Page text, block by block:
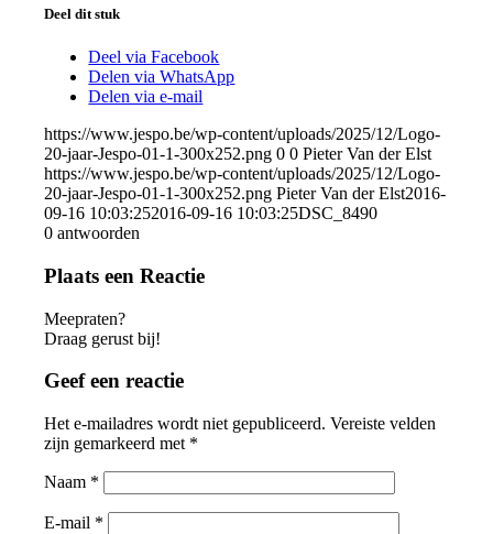
Deel dit stuk
Deel via Facebook
Delen via WhatsApp
Delen via e-mail
https://www.jespo.be/wp-content/uploads/2025/12/Logo-
20-jaar-Jespo-01-1-300x252.png 0 0 Pieter Van der Elst
https://www.jespo.be/wp-content/uploads/2025/12/Logo-
20-jaar-Jespo-01-1-300x252.png Pieter Van der Elst2016-
09-16 10:03:252016-09-16 10:03:25DSC_8490
0 antwoorden
Plaats een Reactie
Meepraten?
Draag gerust bij!
Geef een reactie
Het e-mailadres wordt niet gepubliceerd. Vereiste velden
zijn gemarkeerd met *
Naam *
E-mail *